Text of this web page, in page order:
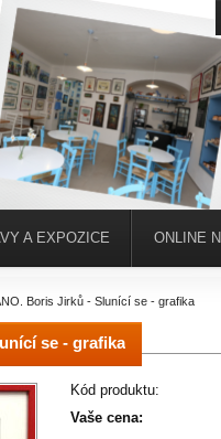
Boris Jirků - Slunící se - grafika
se - grafika
Kód produktu:
Vaše cena:
A EXPOZICE ONLINE